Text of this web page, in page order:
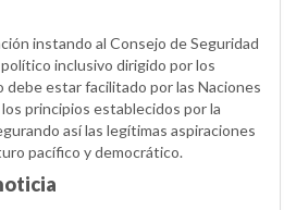
instando al Consejo de Seguridad
inclusivo dirigido por los
debe estar facilitado por las Naciones
principios establecidos por la
así las legítimas aspiraciones
pacífico y democrático.